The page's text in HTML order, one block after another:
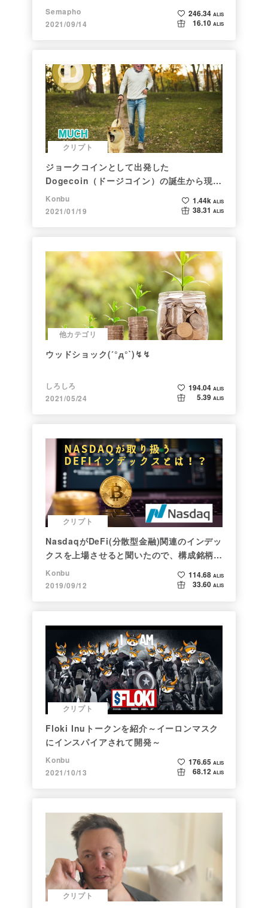
Semapho
2021/09/14
246.34 ALIS
16.10 ALIS
クリプト
ジョークコインとして出発した
Dogecoin（ドージコイン）の誕生から現在
まで。注目される非証券性🐶
Konbu
2021/01/19
1.44k ALIS
38.31 ALIS
他カテゴリ
ウッドショック(´°д°`)↯↯
しろしろ
2021/05/24
194.04 ALIS
5.39 ALIS
クリプト
NasdaqがDeFi(分散型金融)関連のインデッ
クスを上場させると聞いたので、構成銘柄を
調べてみた
Konbu
2019/09/12
114.68 ALIS
33.60 ALIS
クリプト
Floki Inuトークンを紹介～イーロンマスク
にインスパイアされて開発～
Konbu
2021/10/13
176.65 ALIS
68.12 ALIS
クリプト